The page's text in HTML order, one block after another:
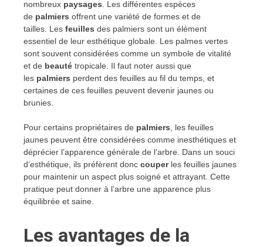
nombreux paysages . Les différentes espèces
de palmiers offrent une variété de formes et de
tailles. Les feuilles des palmiers sont un élément
essentiel de leur esthétique globale. Les palmes vertes
sont souvent considérées comme un symbole de vitalité
et de beauté tropicale. Il faut noter aussi que
les palmiers perdent des feuilles au fil du temps, et
certaines de ces feuilles peuvent devenir jaunes ou
brunies.
Pour certains propriétaires de palmiers , les feuilles
jaunes peuvent être considérées comme inesthétiques et
déprécier l’apparence générale de l’arbre. Dans un souci
d’esthétique, ils préfèrent donc couperles feuilles jaunes
pour maintenir un aspect plus soigné et attrayant. Cette
pratique peut donner à l’arbre une apparence plus
équilibrée et saine.
Les avantages de la